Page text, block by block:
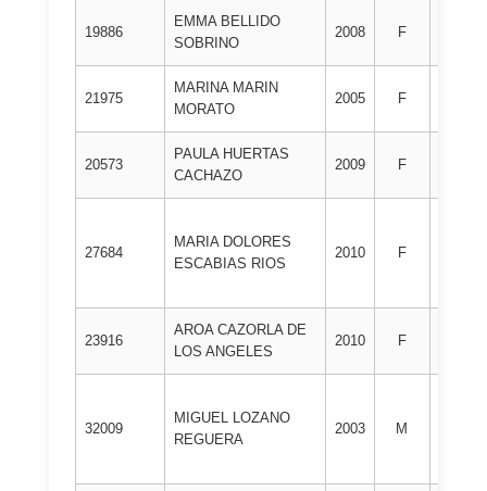
19886
EMMA BELLIDO
SOBRINO
2008 F
21975
MARINA MARIN
MORATO
2005 F
20573
PAULA HUERTAS
CACHAZO
2009 F
27684
MARIA DOLORES
ESCABIAS RIOS
2010 F
23916
AROA CAZORLA DE
LOS ANGELES
2010 F
32009
MIGUEL LOZANO
REGUERA
2003 M